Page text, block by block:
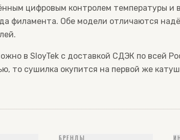
цифровым контролем температуры и
филамента. Обе модели отличаются
в SloyTek с доставкой СДЭК по всей
то сушилка окупится на первой же
БРЕНДЫ